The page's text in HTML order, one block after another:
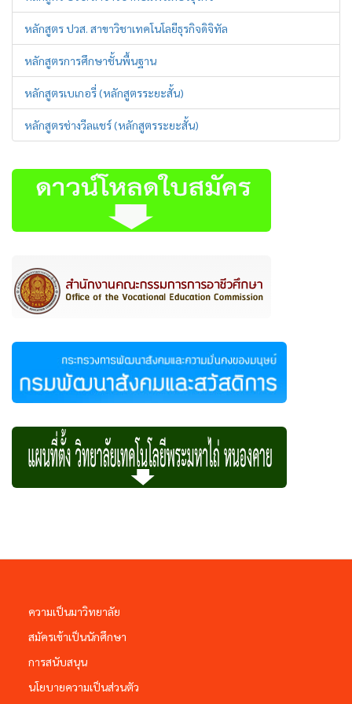
หลักสูตร ปวส. สาขาวิชาเทคโนโลยีธุรกิจดิจิทัล
หลักสูตรการศึกษาชั้นพื้นฐาน
หลักสูตรเบเกอรี่ (หลักสูตรระยะสั้น)
หลักสูตรช่างวีลแชร์ (หลักสูตรระยะสั้น)
ความเป็นมาวิทยาลัย
สมัครเข้าเป็นนักศึกษา
การสนับสนุน
นโยบายความเป็นส่วนตัว